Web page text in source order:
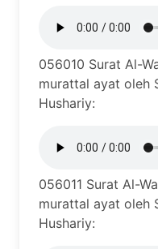
056010 Surat Al-
murattal ayat oleh
Hushariy:
056011 Surat Al-
murattal ayat oleh
Hushariy: